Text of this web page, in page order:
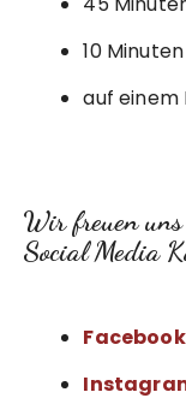
10
auf einem
Wir freuen
Social Media